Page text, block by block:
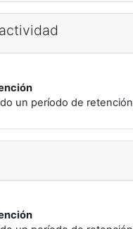
un período de retención